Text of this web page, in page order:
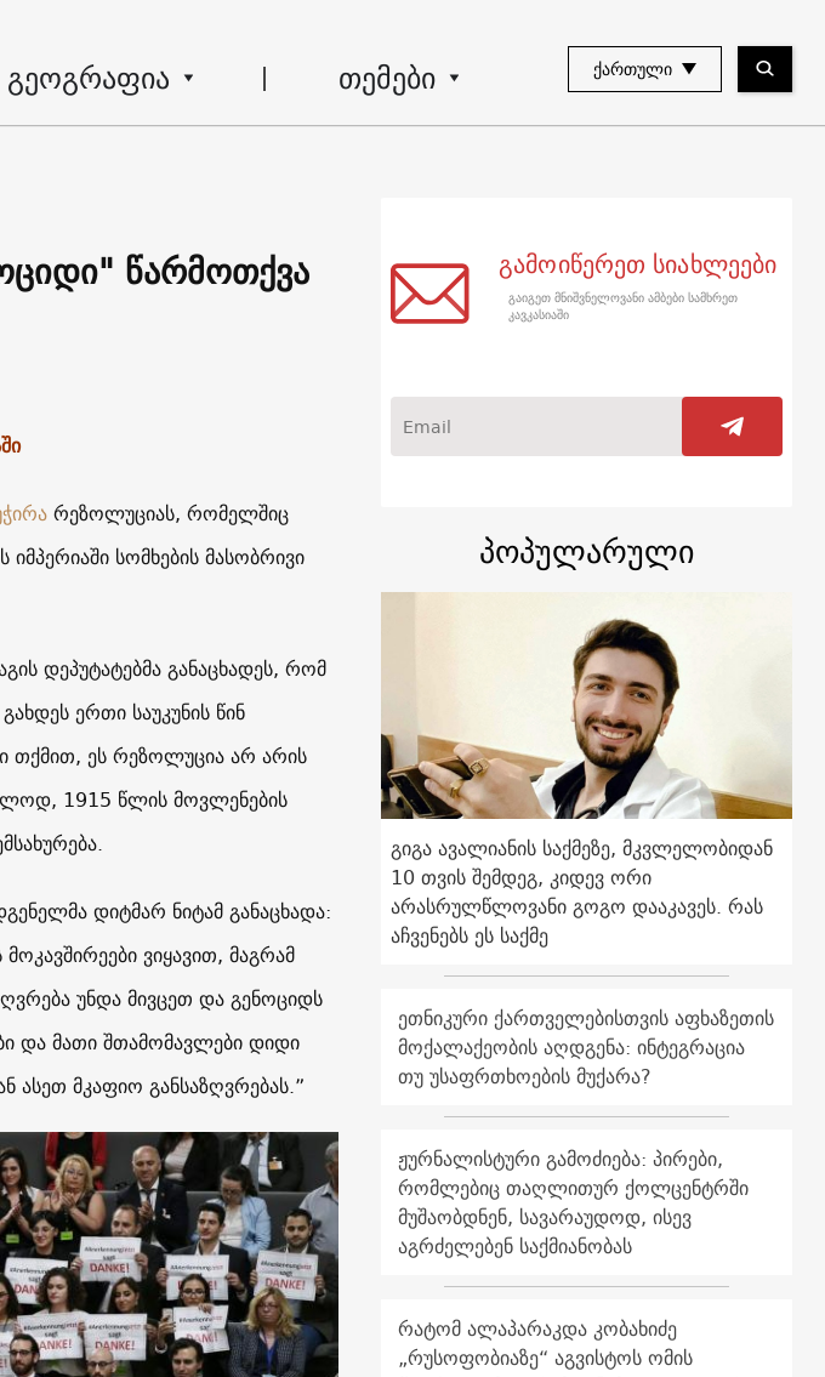
გეოგრაფია თემები ᲥᲐᲠᲗᲣᲚᲘ
წარმოთქვა
რეზოლუციას, რომელშიც
სომხების მასობრივი
დეპუტატებმა განაცხადეს, რომ
ერთი საუკუნის წინ
თქმით, ეს რეზოლუცია არ არის
1915 წლის მოვლენების
დიტმარ ნიტამ განაცხადა:
ვიყავით, მაგრამ
უნდა მივცეთ და გენოციდს
და მათი შთამომავლები დიდი
მკაფიო განსაზღვრებას.”
გამოიწერეთ სიახლეები
გაიგეთ მნიშვნელოვანი ამბები სამხრეთ
კავკასიაში
პოპულარული
გიგა ავალიანის საქმეზე, მკვლელობიდან
10 თვის შემდეგ, კიდევ ორი
არასრულწლოვანი გოგო დააკავეს. რას
აჩვენებს ეს საქმე
ეთნიკური ქართველებისთვის აფხაზეთის
მოქალაქეობის აღდგენა: ინტეგრაცია
თუ უსაფრთხოების მუქარა?
ჟურნალისტური გამოძიება: პირები,
რომლებიც თაღლითურ ქოლცენტრში
მუშაობდნენ, სავარაუდოდ, ისევ
აგრძელებენ საქმიანობას
რატომ ალაპარაკდა კობახიძე
„რუსოფობიაზე“ აგვისტოს ომის